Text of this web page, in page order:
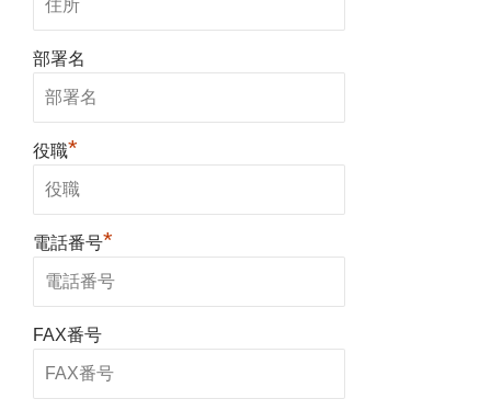
部署名
役職*
電話番号*
FAX番号